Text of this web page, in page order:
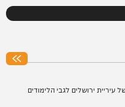
ירושלים לגבי הלימודים